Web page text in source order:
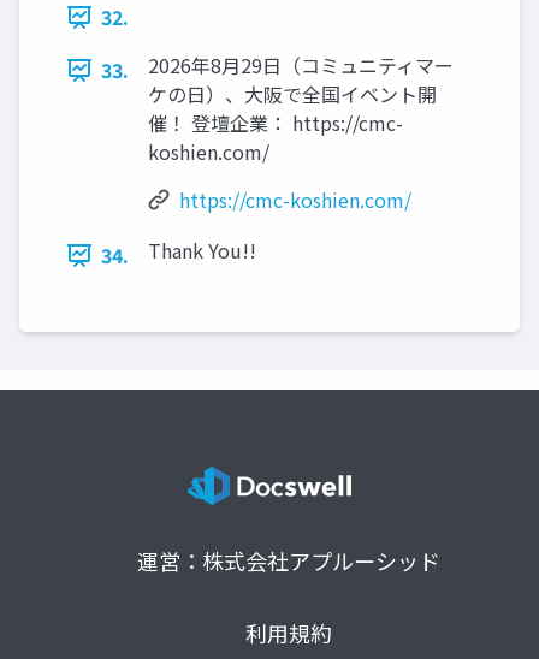
32.
33.
2026年8月29日（コミュニティマー
ケの日）、大阪で全国イベント開
催！ 登壇企業： https://cmc-
koshien.com/
https://cmc-koshien.com/
34.
Thank You!!
運営：株式会社アプルーシッド
利用規約